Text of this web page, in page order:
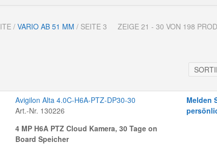
/ VARIO AB 51 MM / SEITE 3 ZEIGE 21 - 30 VON 198
Avigilon Alta 4.0C-H6A-PTZ-DP30-30
Art.-Nr. 130226
4 MP H6A PTZ Cloud Kamera, 30 Tage on
Board Speicher
Melden